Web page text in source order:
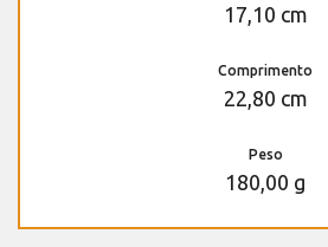
17,10 cm
Comprimento
22,80 cm
Peso
180,00 g